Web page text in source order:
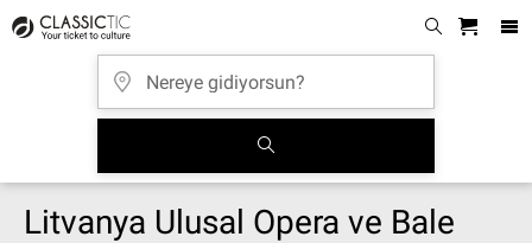
Litvanya Ulusal Opera ve Bale